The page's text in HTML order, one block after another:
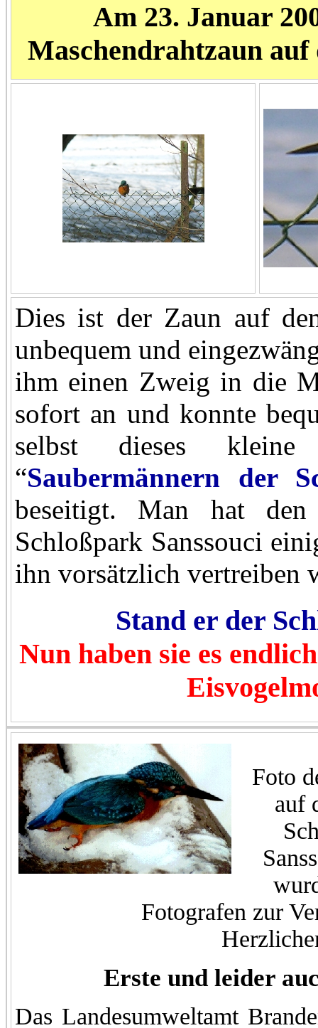
Am 23. Januar
Maschendrahtzaun auf
Dies ist der Zaun auf
unbequem und
ihm einen Zweig in die
sofort an und konnte
selbst dieses
“Saubermännern der
beseitigt. Man hat
Schloßpark Sanssouci
ihn vorsätzlich vertreiben
Stand er der
Nun haben sie es
Foto
auf
Fotografen zur
Erste und leider
Das Landesumweltamt